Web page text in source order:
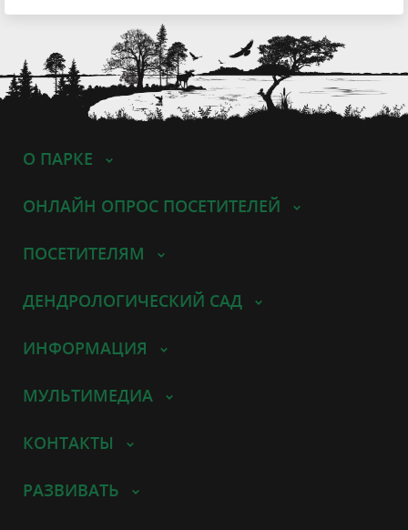
О ПАРКЕ
ОНЛАЙН ОПРОС ПОСЕТИТЕЛЕЙ
ПОСЕТИТЕЛЯМ
ДЕНДРОЛОГИЧЕСКИЙ САД
ИНФОРМАЦИЯ
МУЛЬТИМЕДИА
КОНТАКТЫ
РАЗВИВАТЬ